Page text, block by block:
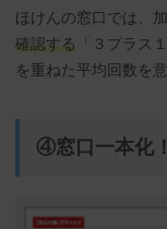
ほけんの窓口では、
確認する
「３プラス
を重ねた平均回数を
④窓口一本化